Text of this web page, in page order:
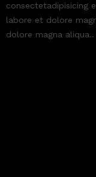
consectetadipisicing
labore et dolore
dolore magna aliqua..